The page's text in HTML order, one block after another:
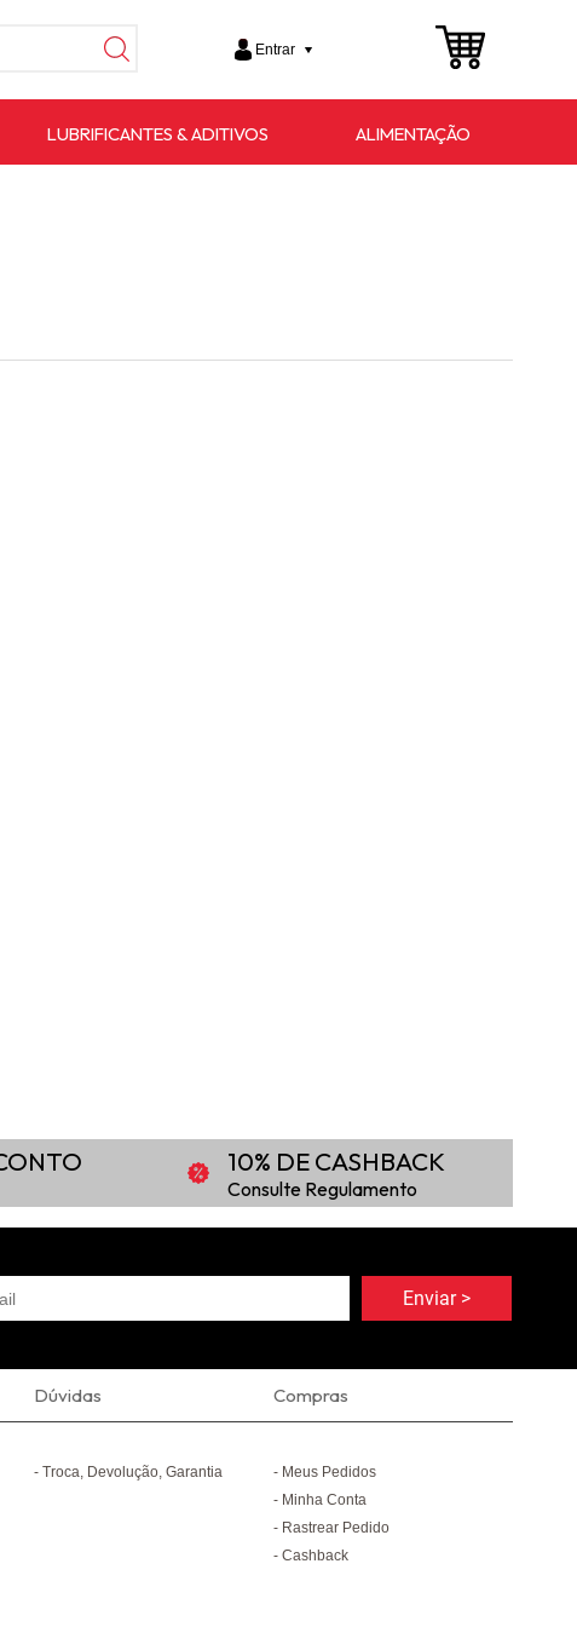
Entrar
LUBRIFICANTES & ADITIVOS ALIMENTAÇÃO
10% DE CASHBACK
Consulte Regulamento
Dúvidas
Troca, Devolução, Garantia
Compras
Meus Pedidos
Minha Conta
Rastrear Pedido
Cashback